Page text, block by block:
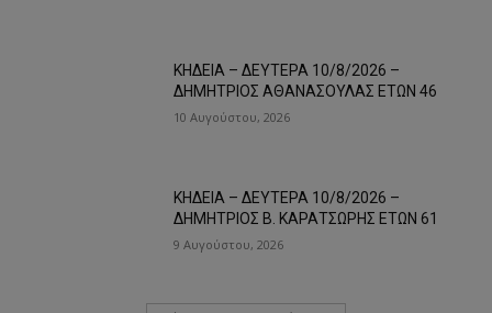
ΚΗΔΕΙΑ – ΔΕΥΤΕΡΑ 10/8/2026 –
ΔΗΜΗΤΡΙΟΣ ΑΘΑΝΑΣΟΥΛΑΣ ΕΤΩΝ 46
10 Αυγούστου, 2026
ΚΗΔΕΙΑ – ΔΕΥΤΕΡΑ 10/8/2026 –
ΔΗΜΗΤΡΙΟΣ Β. ΚΑΡΑΤΣΩΡΗΣ ΕΤΩΝ 61
9 Αυγούστου, 2026